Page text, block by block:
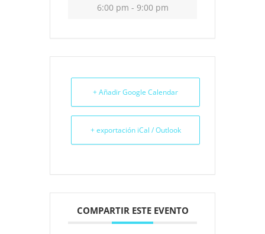
6:00 pm - 9:00 pm
+ Añadir Google Calendar
+ exportación iCal / Outlook
COMPARTIR ESTE EVENTO